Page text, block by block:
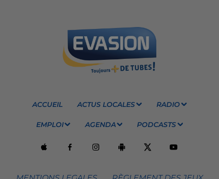
ACCUEIL ACTUS LOCALES RADIO
EMPLOI AGENDA PODCASTS